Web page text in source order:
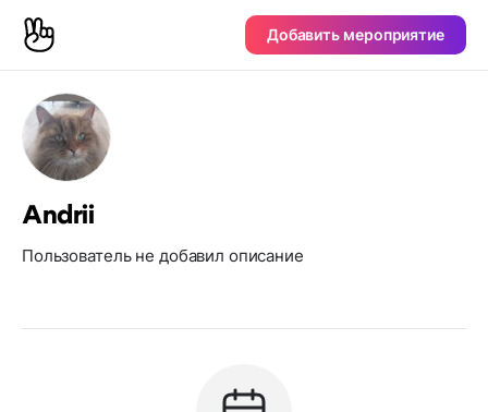
Добавить мероприятие
Andrii
Пользователь не добавил описание